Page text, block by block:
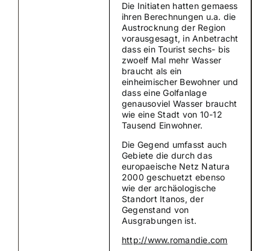
Die Initiaten hatten gemaess
ihren Berechnungen u.a. die
Austrocknung der Region
vorausgesagt, in Anbetracht
dass ein Tourist sechs- bis
zwoelf Mal mehr Wasser
braucht als ein
einheimischer Bewohner und
dass eine Golfanlage
genausoviel Wasser braucht
wie eine Stadt von 10-12
Tausend Einwohner.
Die Gegend umfasst auch
Gebiete die durch das
europaeische Netz Natura
2000 geschuetzt ebenso
wie der archäologische
Standort Itanos, der
Gegenstand von
Ausgrabungen ist.
http://www.romandie.com